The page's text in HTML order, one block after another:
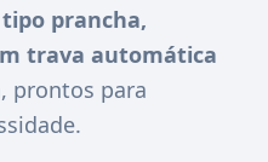
prancha,
trava automática
, prontos para